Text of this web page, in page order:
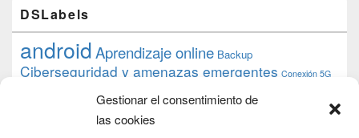
Gestionar el consentimiento de
las cookies
DSLabels
androidAprendizaje online Backup
Ciberseguridad y amenazas emergentes Conexión 5G
datos debian desarrollo web
Formación Google
iphone